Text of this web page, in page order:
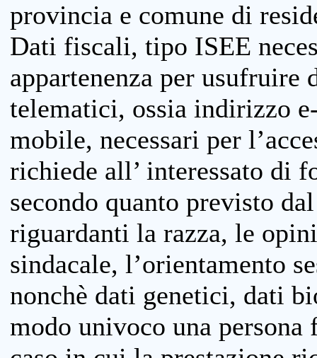
provincia e comune di
Dati fiscali, tipo ISEE
appartenenza per
telematici, ossia indirizzo
mobile, necessari per
richiede all’ interessato di
secondo quanto previsto
riguardanti la razza, le
sindacale, l’orientamento
nonchè dati genetici, dati
modo univoco una